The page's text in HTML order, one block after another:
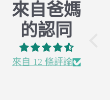
來自爸媽
的認同
來自 12 條評論
有機棉 X 全年經典
Classic
真的是新手媽媽的
愛用包巾，試過很